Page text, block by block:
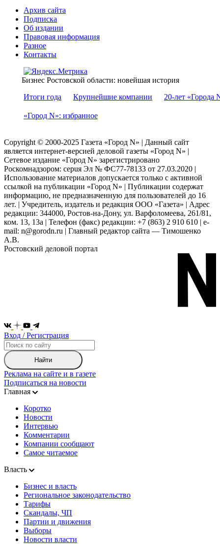
Архив сайта
Подписка
Об издании
Правовая информация
Разное
Контакты
Бизнес Ростовской области: новейшая история
Итоги года
Крупнейшие компании 20-лет «Города
«Город N»: избранное
Copyright © 2000-2025 Газета «Город N» | Данный сайт
является интернет-версией деловой газеты «Город N» |
Сетевое издание «Город N» зарегистрировано
Роскомнадзором: серuя Эл № ФС77-78133 от 27.03.2020 |
Использование материалов допускается только с активной
ссылкой на публикации «Город N» | Публикации содержат
информацию, не предназначенную для пользователей до 16
лет. | Учредитель, издатель и редакция ООО «Газета» | Адрес
редакции: 344000, Ростов-на-Дону, ул. Варфоломеева, 261/81,
ком. 13, 13а | Телефон (факс) редакции: +7 (863) 2 910 610 | e-
mail: n@gorodn.ru | Главный редактор сайта — Тимошенко
А.В.
Ростовский деловой портал
Вход / Регистрация
Найти
Реклама на сайте и в газете
Подписаться на новости
Главная
Коротко
Новости
Интервью
Комментарии
Компании сообщают
Самое читаемое
Власть
Бизнес и власть
Региональное законодательство
Тарифы
Скандалы, ЧП
Партии и движения
Выборы
Новости власти